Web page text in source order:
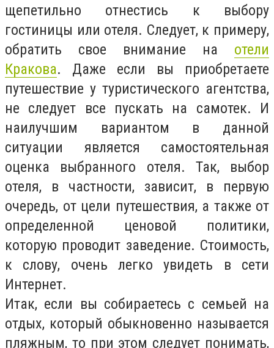
щепетильно отнестись к выбору
гостиницы или отеля. Следует, к примеру,
обратить свое внимание на отели
Кракова. Даже если вы приобретаете
путешествие у туристического агентства,
не следует все пускать на самотек. И
наилучшим вариантом в данной
ситуации является самостоятельная
оценка выбранного отеля. Так, выбор
отеля, в частности, зависит, в первую
очередь, от цели путешествия, а также от
определенной ценовой политики,
которую проводит заведение. Стоимость,
к слову, очень легко увидеть в сети
Интернет.
Итак, если вы собираетесь с семьей на
отдых, который обыкновенно называется
пляжным, то при этом следует понимать,